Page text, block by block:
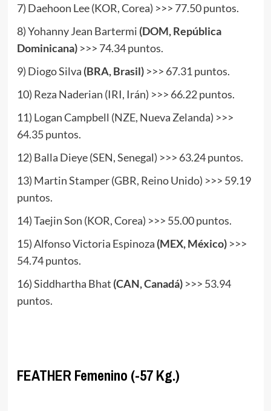
7) Daehoon Lee (KOR, Corea) >>> 77.50 puntos.
8) Yohanny Jean Bartermi (DOM, República
Dominicana)>>> 74.34 puntos.
9) Diogo Silva (BRA, Brasil)>>> 67.31 puntos.
10) Reza Naderian (IRI, Irán) >>> 66.22 puntos.
11) Logan Campbell (NZE, Nueva Zelanda) >>>
64.35 puntos.
12) Balla Dieye (SEN, Senegal) >>> 63.24 puntos.
13) Martin Stamper (GBR, Reino Unido) >>> 59.19
puntos.
14) Taejin Son (KOR, Corea) >>> 55.00 puntos.
15) Alfonso Victoria Espinoza (MEX, México)>>>
54.74 puntos.
16) Siddhartha Bhat (CAN, Canadá)>>> 53.94
puntos.
FEATHER Femenino (-57 Kg.)